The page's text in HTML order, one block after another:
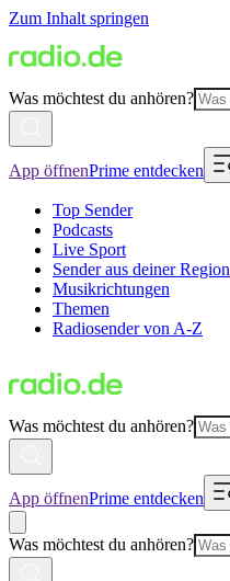
Zum Inhalt springen
Was möchtest du anhören?
App öffnenPrime entdecken
Top Sender
Podcasts
Live Sport
Sender aus deiner Region
Musikrichtungen
Themen
Radiosender von A-Z
Was möchtest du anhören?
App öffnenPrime entdecken
Was möchtest du anhören?